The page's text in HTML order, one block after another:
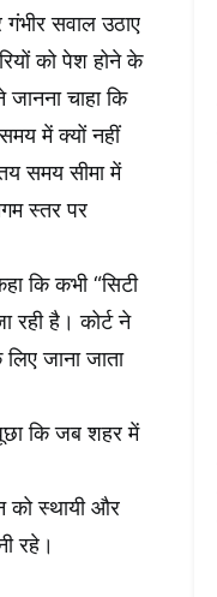
गंभीर सवाल उठाए
को पेश होने के
चाहा कि
में क्यों नहीं
समय सीमा में
स्तर पर
कि कभी “सिटी
रही है। कोर्ट ने
जाना जाता
कि जब शहर में
को स्थायी और
रहे।